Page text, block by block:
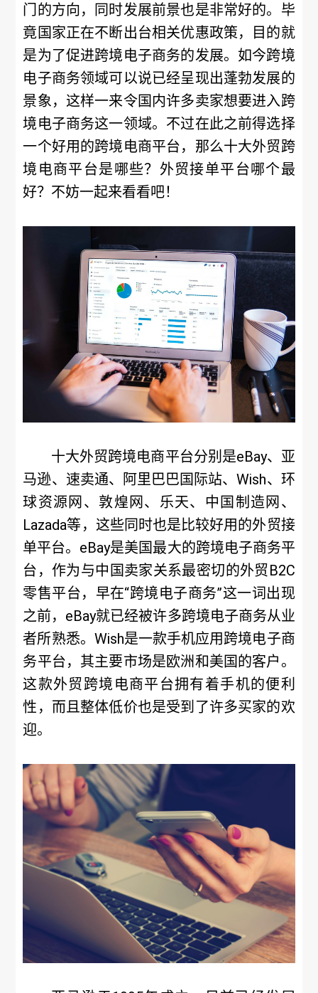
门的方向，同时发展前景也是非常好的。毕
竟国家正在不断出台相关优惠政策，目的就
是为了促进跨境电子商务的发展。如今跨境
电子商务领域可以说已经呈现出蓬勃发展的
景象，这样一来令国内许多卖家想要进入跨
境电子商务这一领域。不过在此之前得选择
一个好用的跨境电商平台，那么十大外贸跨
境电商平台是哪些？外贸接单平台哪个最
好？不妨一起来看看吧！
十大外贸跨境电商平台分别是eBay、亚
马逊、速卖通、阿里巴巴国际站、Wish、环
球资源网、敦煌网、乐天、中国制造网、
Lazada等，这些同时也是比较好用的外贸接
单平台。eBay是美国最大的跨境电子商务平
台，作为与中国卖家关系最密切的外贸B2C
零售平台，早在“跨境电子商务”这一词出现
之前，eBay就已经被许多跨境电子商务从业
者所熟悉。Wish是一款手机应用跨境电子商
务平台，其主要市场是欧洲和美国的客户。
这款外贸跨境电商平台拥有着手机的便利
性，而且整体低价也是受到了许多买家的欢
迎。